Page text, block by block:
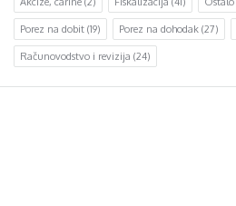
Porez na dobit (19) Porez na dohodak (27)
Računovodstvo i revizija (24)